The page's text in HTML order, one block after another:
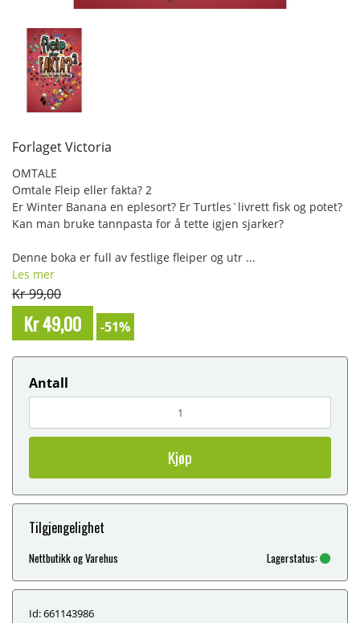
Forlaget Victoria
OMTALE
Omtale Fleip eller fakta? 2
Er Winter Banana en eplesort? Er Turtles`livrett fisk og potet?
Kan man bruke tannpasta for å tette igjen sjarker?
Denne boka er full av festlige fleiper og utr ...
Les mer
Kr 99,00
Kr 49,00 -51%
Antall
Kjøp
Tilgjengelighet
Nettbutikk og Varehus Lagerstatus:
Id: 661143986